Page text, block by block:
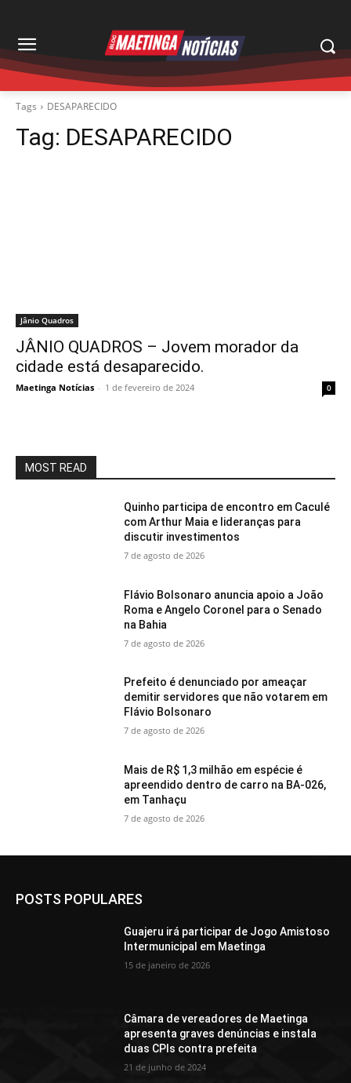
Tags DESAPARECIDO
Tag: DESAPARECIDO
Jânio Quadros
JÂNIO QUADROS – Jovem morador da
cidade está desaparecido.
Maetinga Notícias - 1 de fevereiro de 2024 0
MOST READ
Quinho participa de encontro em Caculé
com Arthur Maia e lideranças para
discutir investimentos
7 de agosto de 2026
Flávio Bolsonaro anuncia apoio a João
Roma e Angelo Coronel para o Senado
na Bahia
7 de agosto de 2026
Prefeito é denunciado por ameaçar
demitir servidores que não votarem em
Flávio Bolsonaro
7 de agosto de 2026
Mais de R$ 1,3 milhão em espécie é
apreendido dentro de carro na BA-026,
em Tanhaçu
7 de agosto de 2026
POSTS POPULARES
Guajeru irá participar de Jogo Amistoso
Intermunicipal em Maetinga
15 de janeiro de 2026
Câmara de vereadores de Maetinga
apresenta graves denúncias e instala
duas CPIs contra prefeita
21 de junho de 2024